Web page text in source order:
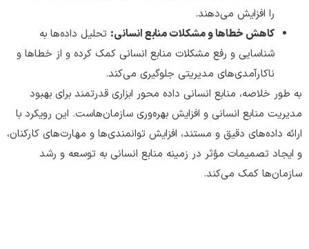
را افزایش می‌دهند.
کاهش خطاها و مشکلات منابع انسانی: تحلیل داده‌ها به
شناسایی و رفع مشکلات منابع انسانی کمک کرده و از خطاها و
ناکارآمدی‌های مدیریتی جلوگیری می‌کند.
به طور خلاصه، منابع انسانی داده محور ابزاری قدرتمند برای بهبود
مدیریت منابع انسانی و افزایش بهره‌وری سازمان‌هاست. این رویکرد با
ارائه داده‌های دقیق و مستند، افزایش توانمندی‌ها و مهارت‌های کارکنان،
و ایجاد تصمیمات مؤثر در زمینه منابع انسانی به توسعه و رشد
سازمان‌ها کمک می‌کند.